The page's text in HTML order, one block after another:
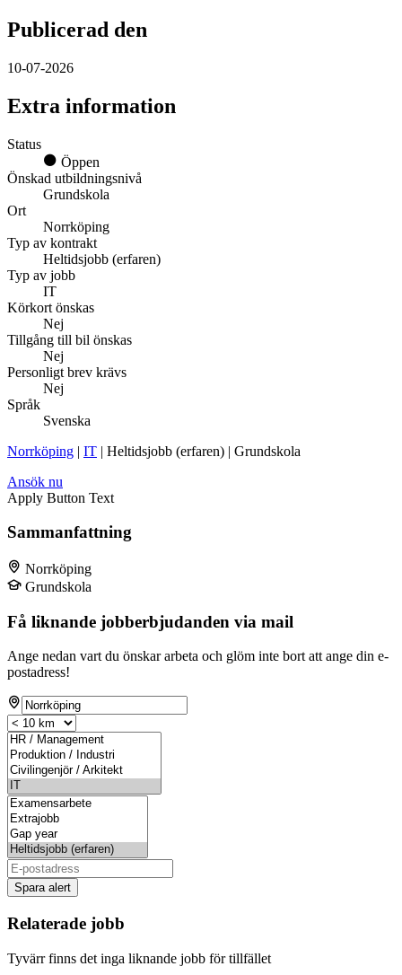
Publicerad den
10-07-2026
Extra information
Status
Öppen
Önskad utbildningsnivå
Grundskola
Ort
Norrköping
Typ av kontrakt
Heltidsjobb (erfaren)
Typ av jobb
IT
Körkort önskas
Nej
Tillgång till bil önskas
Nej
Personligt brev krävs
Nej
Språk
Svenska
Norrköping | IT | Heltidsjobb (erfaren) | Grundskola
Ansök nu
Apply Button Text
Sammanfattning
Norrköping
Grundskola
Få liknande jobberbjudanden via mail
Ange nedan vart du önskar arbeta och glöm inte bort att ange din e-
postadress!
Spara alert
Relaterade jobb
Tyvärr finns det inga liknande jobb för tillfället